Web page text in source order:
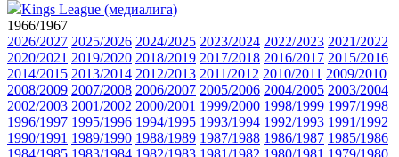
Kings League (медиалига)
1966/1967
2026/2027 2025/2026 2024/2025 2023/2024 2022/2023 2021/2022
2020/2021 2019/2020 2018/2019 2017/2018 2016/2017 2015/2016
2014/2015 2013/2014 2012/2013 2011/2012 2010/2011 2009/2010
2008/2009 2007/2008 2006/2007 2005/2006 2004/2005 2003/2004
2002/2003 2001/2002 2000/2001 1999/2000 1998/1999 1997/1998
1996/1997 1995/1996 1994/1995 1993/1994 1992/1993 1991/1992
1990/1991 1989/1990 1988/1989 1987/1988 1986/1987 1985/1986
1984/1985 1983/1984 1982/1983 1981/1982 1980/1981 1979/1980